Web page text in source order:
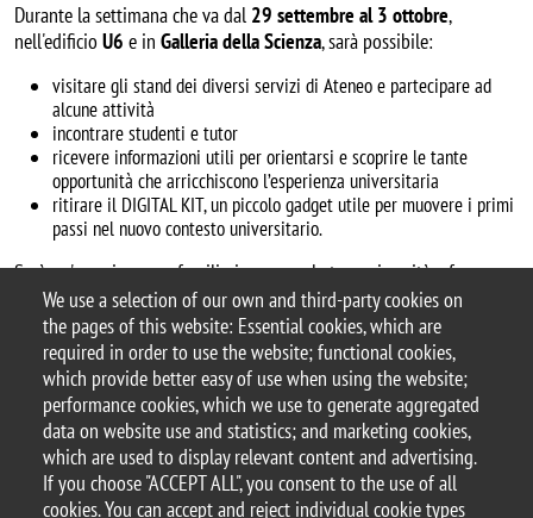
We use a selection of our own and third-party cookies on
the pages of this website: Essential cookies, which are
required in order to use the website; functional cookies,
which provide better easy of use when using the website;
performance cookies, which we use to generate aggregated
data on website use and statistics; and marketing cookies,
which are used to display relevant content and advertising.
If you choose "ACCEPT ALL", you consent to the use of all
cookies. You can accept and reject individual cookie types
Durante la settimana che va dal 29 settembre al 3 ottobre,
nell'edificioU6 e in Galleria della Scienza, sarà possibile:
visitare gli stand dei diversi servizi di Ateneo e partecipare ad
alcune attività
incontrare studenti e tutor
ricevere informazioni utili per orientarsi e scoprire le tante
opportunità che arricchiscono l’esperienza universitaria
ritirare il DIGITAL KIT, un piccolo gadget utile per muovere i primi
passi nel nuovo contesto universitario.
Sarà un'occasione per familiarizzare con la tua università e fare
nuove amicizie.
Ti aspettiamo!
© 2025 University of Milano-Bicocca
Piazza dell'Ateneo Nuovo, 1 - 20126, Milan